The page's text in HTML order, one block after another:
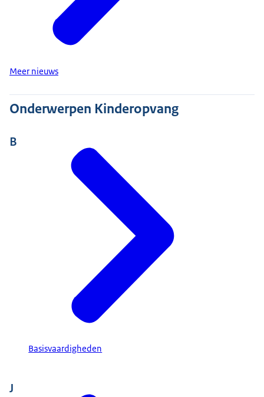
Meer nieuws
Onderwerpen Kinderopvang
B
Basisvaardigheden
J